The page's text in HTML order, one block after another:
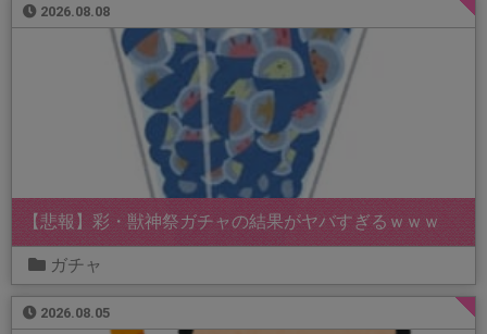
2026.08.08
【悲報】彩・獣神祭ガチャの結果がヤバすぎるｗｗｗ
ガチャ
2026.08.05